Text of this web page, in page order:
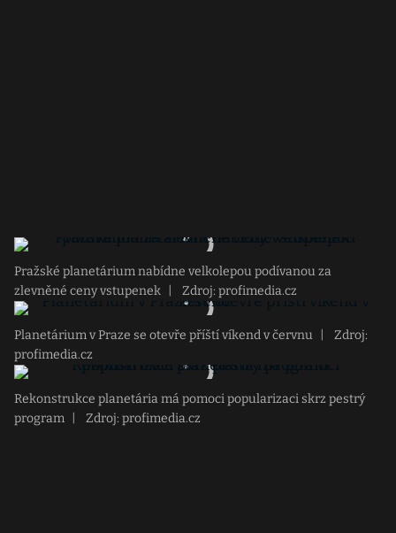
Pražské planetárium nabídne velkolepou podívanou za
zlevněné ceny vstupenek
Zdroj: profimedia.cz
Planetárium v Praze se otevře příští víkend v červnu
Zdroj:
profimedia.cz
Rekonstrukce planetária má pomoci popularizaci skrz pestrý
program
Zdroj: profimedia.cz